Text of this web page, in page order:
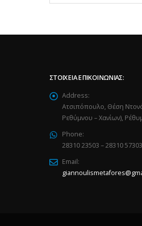
ΣΤΟΙΧΕΊΑ ΕΠΙΚΟΙΝΩΝΊΑΣ:
Address:
Ατσιπόπουλο, Θέση
Ρεθύμνου – Χανίων),
Phone:
28310 23503 – 28310
Email: